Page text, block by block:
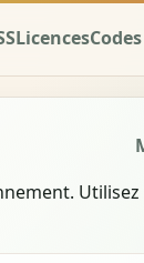
Licences